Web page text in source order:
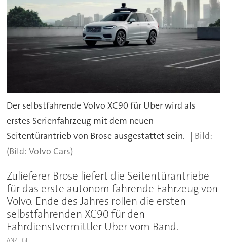
Der selbstfahrende Volvo XC90 für Uber wird als
erstes Serienfahrzeug mit dem neuen
Seitentürantrieb von Brose ausgestattet sein.
(Bild: Volvo Cars)
Zulieferer Brose liefert die Seitentürantriebe
für das erste autonom fahrende Fahrzeug von
Volvo. Ende des Jahres rollen die ersten
selbstfahrenden XC90 für den
Fahrdienstvermittler Uber vom Band.
ANZEIGE